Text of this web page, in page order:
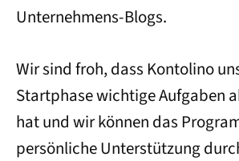
Unternehmens-Blogs.
Wir sind froh, dass Kontolino
Startphase wichtige Aufgaben
hat und wir können das
persönliche Unterstützung